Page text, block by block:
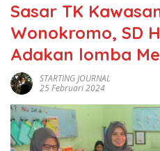
Sasar TK
Wonokromo, SD
Adakan lomba
STARTING JOURNAL
25 Februari 2024